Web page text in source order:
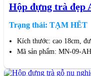
Hộp đựng trà đẹp
Trạng thái: TẠM HẾT
Kích thước: cao 18cm,
Mã sản phẩm: MN-09-AH